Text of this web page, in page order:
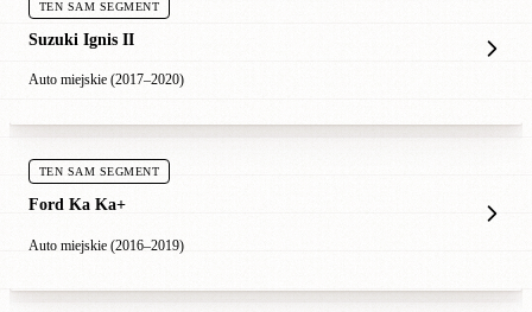
TEN SAM SEGMENT
Suzuki Ignis II
Auto miejskie (2017–2020)
TEN SAM SEGMENT
Ford Ka Ka+
Auto miejskie (2016–2019)